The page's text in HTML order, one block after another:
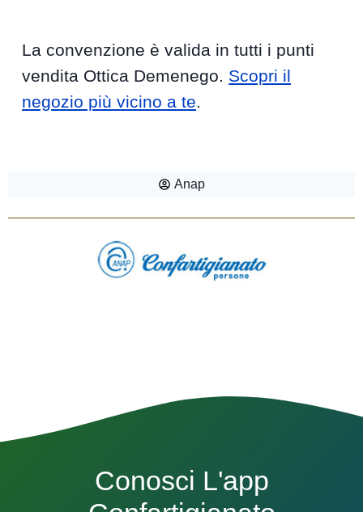
La convenzione è valida in tutti i punti
vendita Ottica Demenego. Scopri il
negozio più vicino a te.
Anap
Conosci L'app